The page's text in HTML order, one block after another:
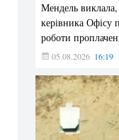
Мендель
керівника Офісу
роботи
05.08.2026 16:19